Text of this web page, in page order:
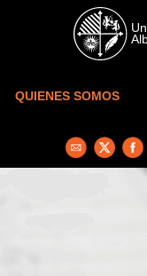
Skip to main content
QUIENES SOMOS